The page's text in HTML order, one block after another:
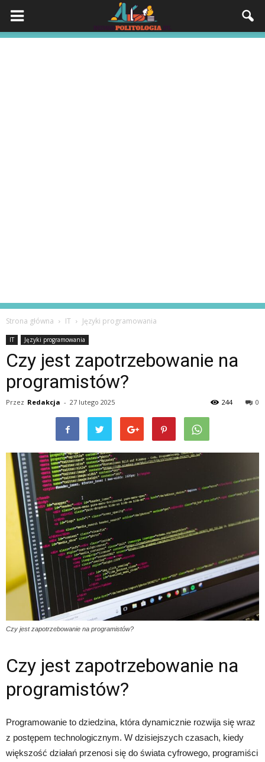
Strona główna IT Języki programowania
IT Języki programowania
Czy jest zapotrzebowanie na
programistów?
Przez Redakcja - 27 lutego 2025 0
244
Czy jest zapotrzebowanie na programistów?
Czy jest zapotrzebowanie na
programistów?
Programowanie to dziedzina, która dynamicznie rozwija się wraz
z postępem technologicznym. W dzisiejszych czasach, kiedy
większość działań przenosi się do świata cyfrowego, programiści